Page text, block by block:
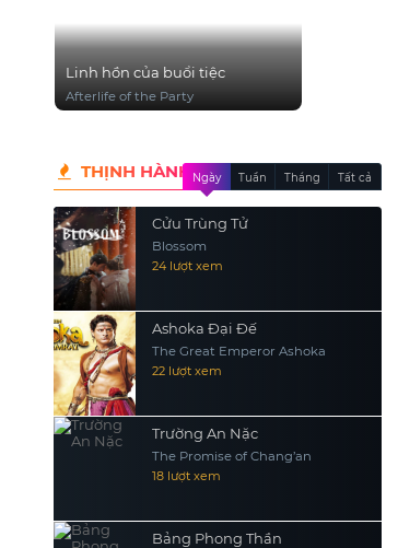
Linh hồn của buổi tiệc
Afterlife of the Party
THỊNH HÀNH Ngày Tuần Tháng Tất cả
Cửu Trùng Tử
Blossom
24 lượt xem
Ashoka Đại Đế
The Great Emperor Ashoka
22 lượt xem
Trường An Nặc
The Promise of Chang’an
18 lượt xem
Bảng Phong Thần